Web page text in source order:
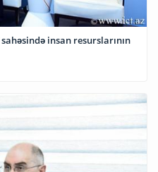
insan resurslarının